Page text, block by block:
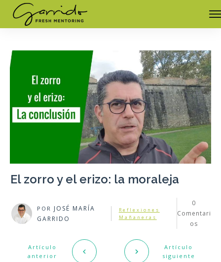
El zorro y el erizo: la moraleja
POR JOSÉ MARÍA
GARRIDO
Reflexiones
Mañaneras
0
Comentari
os
Artículo
anterior
Artículo
siguiente